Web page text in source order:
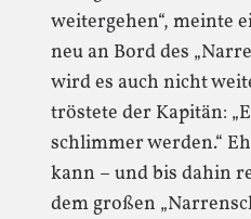
weitergehen“, meinte
neu an Bord des
wird es auch nicht
tröstete der Kapitän:
schlimmer werden.“
kann – und bis dahin
dem großen